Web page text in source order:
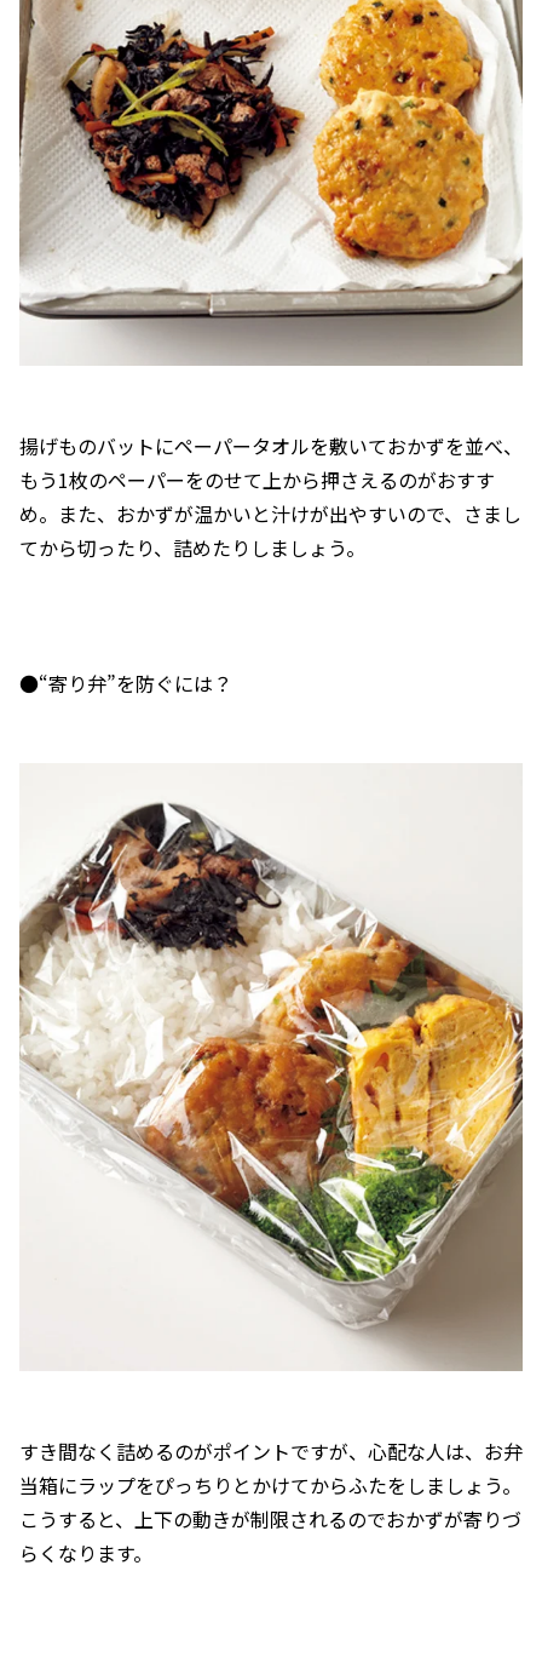
揚げものバットにペーパータオルを敷いておかずを並べ、
もう1枚のペーパーをのせて上から押さえるのがおすす
め。また、おかずが温かいと汁けが出やすいので、さまし
てから切ったり、詰めたりしましょう。
●“寄り弁”を防ぐには？
すき間なく詰めるのがポイントですが、心配な人は、お弁
当箱にラップをぴっちりとかけてからふたをしましょう。
こうすると、上下の動きが制限されるのでおかずが寄りづ
らくなります。